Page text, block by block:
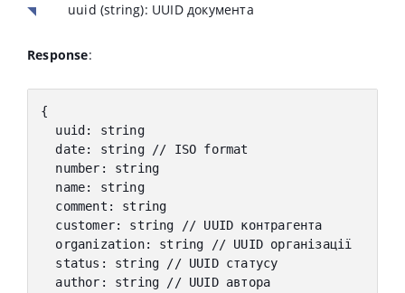
uuid (string): UUID документа
Response:
{
  uuid
:
string
  date
: string
// ISO format
  number
:
string
  name
:
string
  comment
:
string
  customer
: string
// UUID контрагента
  organization
: string
// UUID організації
  status
: string // UUID статусу
  author
: string // UUID автора